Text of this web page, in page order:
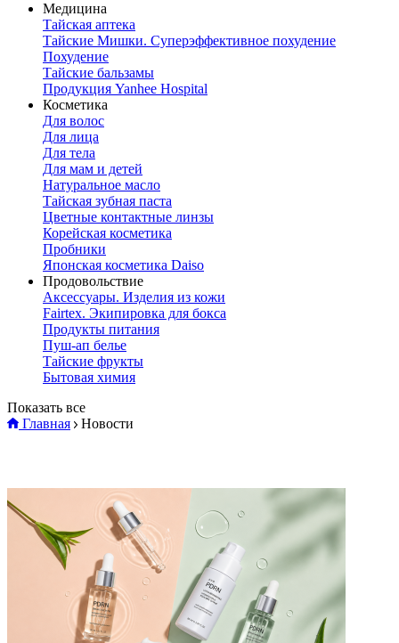
Медицина
Тайская аптека
Тайские Мишки. Суперэффективное похудение
Похудение
Тайские бальзамы
Продукция Yanhee Hospital
Косметика
Для волос
Для лица
Для тела
Для мам и детей
Натуральное масло
Тайская зубная паста
Цветные контактные линзы
Корейская косметика
Пробники
Японская косметика Daiso
Продовольствие
Аксессуары. Изделия из кожи
Fairtex. Экипировка для бокса
Продукты питания
Пуш-ап белье
Тайские фрукты
Бытовая химия
Показать все
Главная
Новости